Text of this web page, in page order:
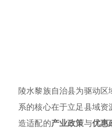
陵水黎族自治县为驱动
系的核心在于立足县域
造适配的产业政策与优惠